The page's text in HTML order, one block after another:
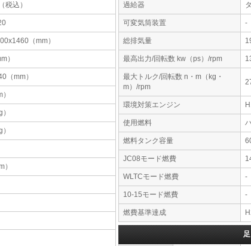
税込）
（mm）
）
（mm）
）
過給器
可変気筒装置 -
総排気量
最高出力/回転数 kw（ps）/rpm
最大トルク/回転数 n・m（kg・
m）/rpm
環境対策エンジン
使用燃料
燃料タンク容量
JC08モード燃費
WLTCモード燃費 -
10-15モード燃費 -
燃費基準達成